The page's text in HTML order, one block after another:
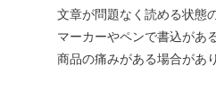
文章が問題なく読める状態の
マーカーやペンで書込がある
商品の痛みがある場合があり